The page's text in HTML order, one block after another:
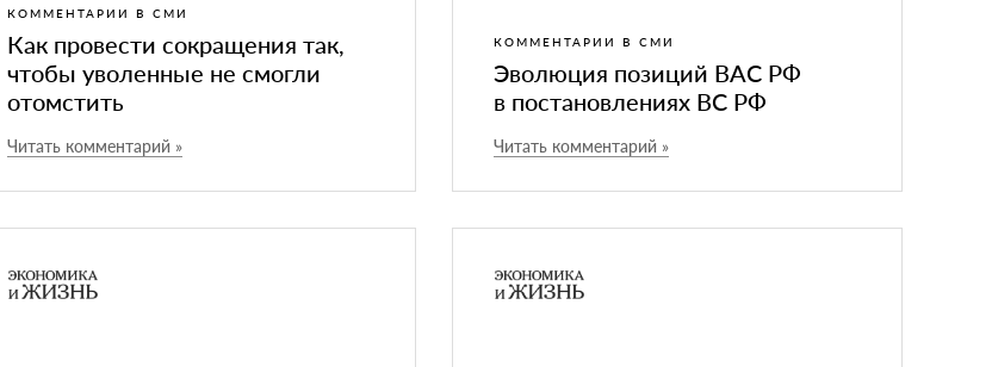
КОММЕНТАРИИ В СМИ
Как провести сокращения так,
чтобы уволенные не смогли
отомстить
Читать комментарий »
КОММЕНТАРИИ В СМИ
Эволюция позиций ВАС РФ
в постановлениях ВС РФ
Читать комментарий »